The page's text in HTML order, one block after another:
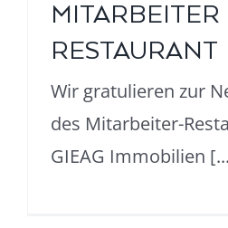
MITARBEITER
RESTAURANT
Wir gratulieren zur
des Mitarbeiter-
GIEAG Immobilien